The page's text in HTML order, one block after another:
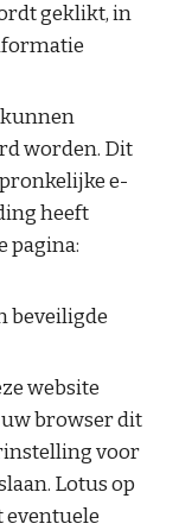
geklikt, in
kunnen
worden. Dit
e-
heeft
pagina:
beveiligde
website
browser dit
voor
Lotus op
eventuele